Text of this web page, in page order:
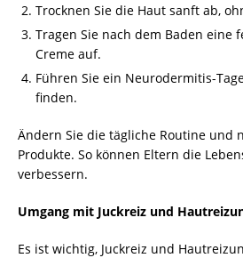
Trocknen Sie die Haut sanft ab,
Tragen Sie nach dem Baden eine
Creme auf.
Führen Sie ein Neurodermitis-
finden.
Ändern Sie die tägliche Routine und
Produkte. So können Eltern die
verbessern.
Umgang mit Juckreiz und
Es ist wichtig, Juckreiz und